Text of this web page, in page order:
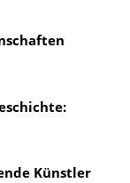
Künstler